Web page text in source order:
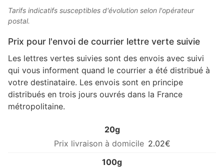
Tarifs indicatifs susceptibles d'évolution selon l'opérateur
postal.
Prix pour l'envoi de courrier lettre verte suivie
Les lettres vertes suivies sont des envois avec suivi
qui vous informent quand le courrier a été distribué à
votre destinataire. Les envois sont en principe
distribués en trois jours ouvrés dans la France
métropolitaine.
20g
2.02€
100g